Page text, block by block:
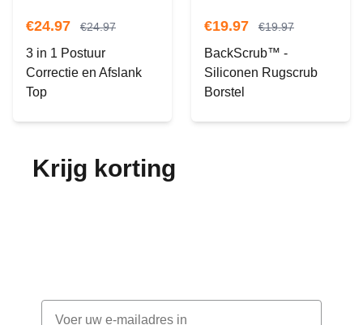
€24.97 €24.97
3 in 1 Postuur
Correctie en Afslank
Top
€19.97 €19.97
BackScrub™ -
Siliconen Rugscrub
Borstel
Krijg korting
Email